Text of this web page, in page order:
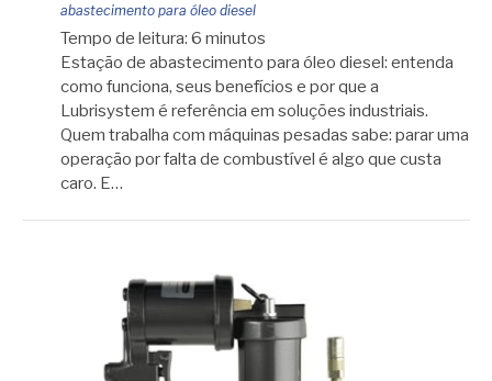
abastecimento para óleo diesel
Tempo de leitura: 6 minutos
Estação de abastecimento para óleo diesel: entenda
como funciona, seus benefícios e por que a
Lubrisystem é referência em soluções industriais.
Quem trabalha com máquinas pesadas sabe: parar uma
operação por falta de combustível é algo que custa
caro. E…